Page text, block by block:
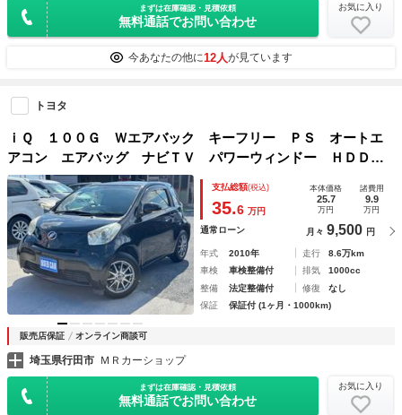
まずは在庫確認・見積依頼
無料通話でお問い合わせ
お気に入り
今あなたの他に12人が見ています
トヨタ
ｉＱ １００Ｇ Ｗエアバック キーフリー ＰＳ オートエ
アコン エアバッグ ナビＴＶ パワーウィンドー ＨＤＤナ
ビ ワンセグＴＶ ＡＢＳ 電格ドアミラー
支払総額(税込)
35.6 万円
本体価格
25.7
万円
諸費用
9.9
万円
通常ローン 月々 9,500 円
年式 2010年 走行
8.6万km
車検
車検整備付 排気
1000cc
整備
法定整備付 修復
なし
保証
保証付 (1ヶ月・1000km)
販売店保証 オンライン商談可
埼玉県行田市 ＭＲカーショップ
まずは在庫確認・見積依頼
無料通話でお問い合わせ
お気に入り